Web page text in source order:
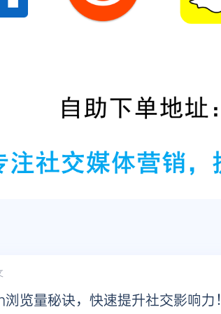
览量秘诀，快速提升社交影响力！